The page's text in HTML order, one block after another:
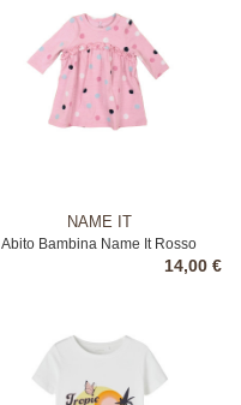
NAME IT
Abito Bambina Name It Rosso
14,00 €